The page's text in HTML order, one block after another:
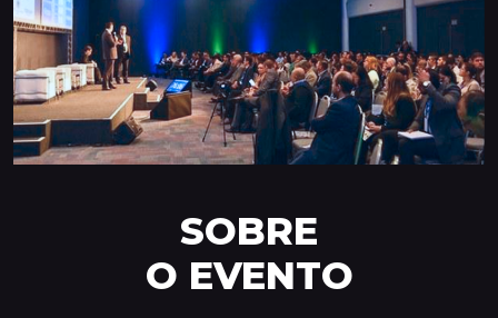
SOBRE
O EVENTO